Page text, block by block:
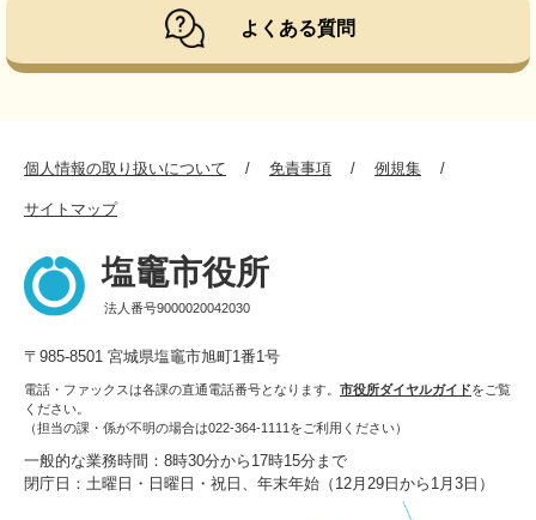
よくある質問
個人情報の取り扱いについて 免責事項 例規集
サイトマップ
塩竈市役所
法人番号9000020042030
〒985-8501 宮城県塩竈市旭町1番1号
電話・ファックスは各課の直通電話番号となります。 市役所ダイヤルガイドをご覧
ください。
（担当の課・係が不明の場合は022-364-1111をご利用ください）
一般的な業務時間：8時30分から17時15分まで
閉庁日：土曜日・日曜日・祝日、年末年始（12月29日から1月3日）